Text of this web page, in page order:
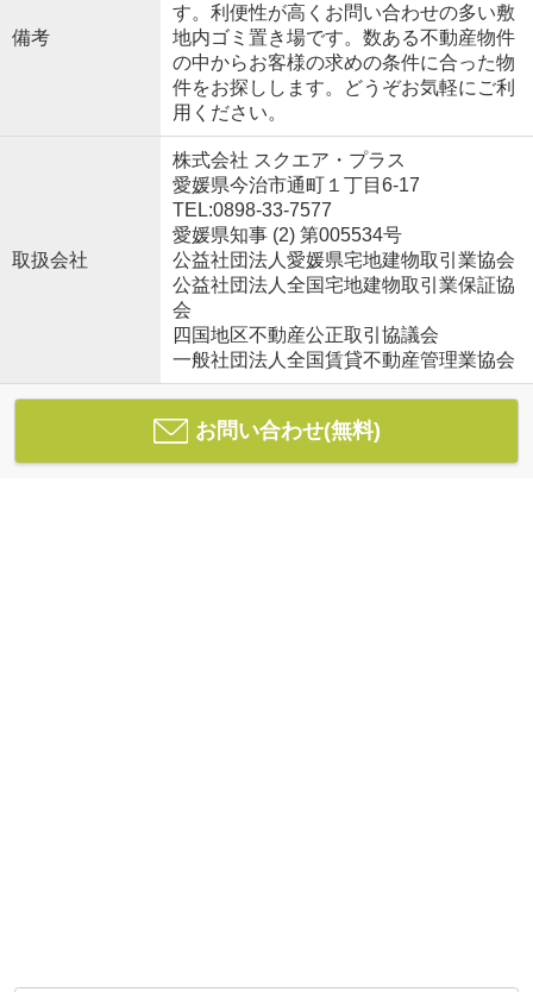
備考
す。利便性が高くお問い合わせの多い敷
地内ゴミ置き場です。数ある不動産物件
の中からお客様の求めの条件に合った物
件をお探しします。どうぞお気軽にご利
用ください。
取扱会社
株式会社 スクエア・プラス
愛媛県今治市通町１丁目6-17
TEL:0898-33-7577
愛媛県知事 (2) 第005534号
公益社団法人愛媛県宅地建物取引業協会
公益社団法人全国宅地建物取引業保証協
会
四国地区不動産公正取引協議会
一般社団法人全国賃貸不動産管理業協会
お問い合わせ(無料)